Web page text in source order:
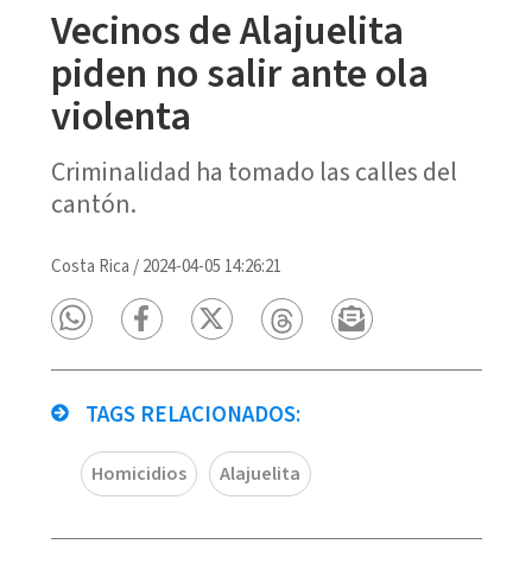
Vecinos de Alajuelita
piden no salir ante ola
violenta
Criminalidad ha tomado las calles del
cantón.
Costa Rica /2024-04-05 14:26:21
TAGS RELACIONADOS:
Homicidios Alajuelita